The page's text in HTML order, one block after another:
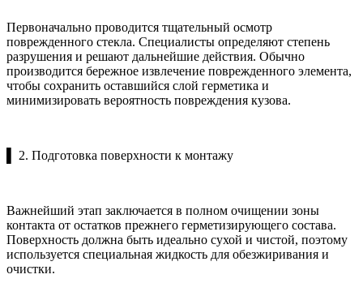
Первоначально проводится тщательный осмотр
поврежденного стекла. Специалисты определяют степень
разрушения и решают дальнейшие действия. Обычно
производится бережное извлечение поврежденного элемента,
чтобы сохранить оставшийся слой герметика и
минимизировать вероятность повреждения кузова.
▌ 2. Подготовка поверхности к монтажу
Важнейший этап заключается в полном очищении зоны
контакта от остатков прежнего герметизирующего состава.
Поверхность должна быть идеально сухой и чистой, поэтому
используется специальная жидкость для обезжиривания и
очистки.